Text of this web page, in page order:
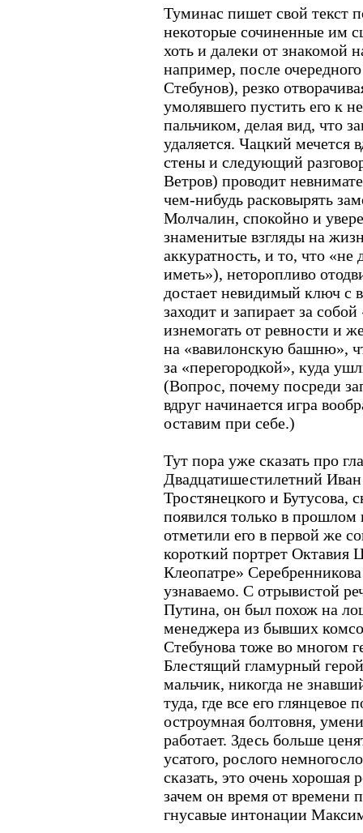
Туминас пишет свой текст
некоторые сочиненные им
хоть и далеки от знакомой
например, после
Стебунов), резко
умолявшего пустить его к
пальчиком, делая вид, что
удаляется. Чацкий мечется
стены и следующий
Ветров) проводит
чем-нибудь расковырять
Молчалин, спокойно и
знаменитые взгляды на
аккуратность, и то, что
иметь»), неторопливо
достает невидимый ключ с
заходит и запирает за
изнемогать от ревности и
на «вавилонскую башню»,
за «перегородкой», куда
(Вопрос, почему посреди
вдруг начинается игра
оставим при себе.)
Тут пора уже сказать про
Двадцатишестилетний
Тростянецкого и Бутусова,
появился только в прошлом
отметили его в первой же
короткий портрет Октавия
Клеопатре»
узнаваемо. С отрывистой
Путина, он был похож на
менеджера из бывших
Стебунова тоже во многом
Блестящий гламурный
мальчик, никогда не
туда, где все его глянцевое
остроумная болтовня,
работает. Здесь больше
усатого, рослого
сказать, это очень хорошая
зачем он время от времени
гнусавые интонации